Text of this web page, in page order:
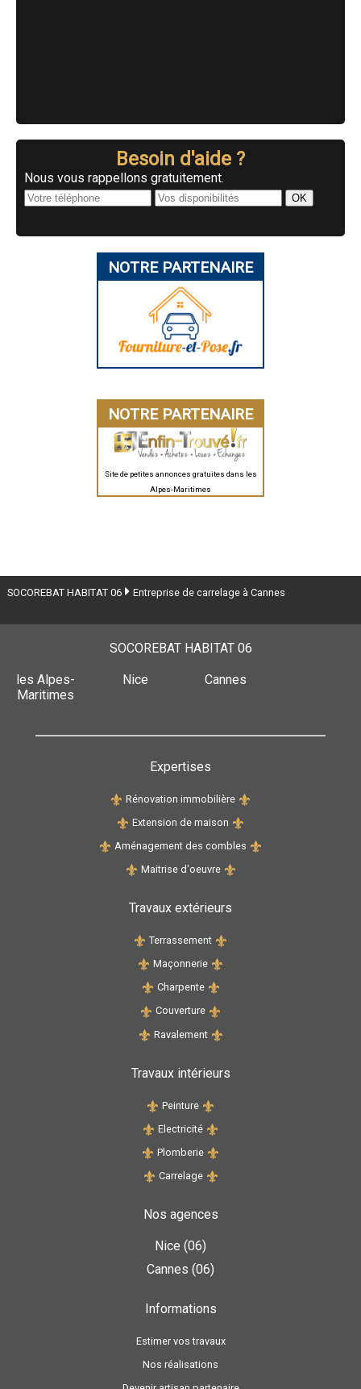
Besoin d'aide ?
Nous vous rappellons gratuitement.
NOTRE PARTENAIRE
NOTRE PARTENAIRE
Site de petites annonces gratuites dans les
Alpes-Maritimes
SOCOREBAT HABITAT 06 Entreprise de carrelage à Cannes
SOCOREBAT HABITAT 06
les Alpes-
Maritimes
Nice Cannes
Expertises
Rénovation immobilière
Extension de maison
Aménagement des combles
Maitrise d'oeuvre
Travaux extérieurs
Terrassement
Maçonnerie
Charpente
Couverture
Ravalement
Travaux intérieurs
Peinture
Electricité
Plomberie
Carrelage
Nos agences
Nice (06)
Cannes (06)
Informations
Estimer vos travaux
Nos réalisations